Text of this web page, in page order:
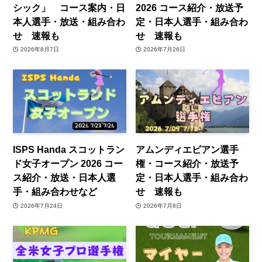
シック」 コース案内・日
本人選手・放送・組み合わ
せ 速報も
2026年8月7日
2026 コース紹介・放送予
定・日本人選手・組み合わ
せ 速報も
2026年7月26日
ISPS Handa スコットラン
ド女子オープン 2026 コー
ス紹介・放送・日本人選
手・組み合わせなど
2026年7月24日
アムンディエビアン選手
権・コース紹介・放送予
定・日本人選手・組み合わ
せ 速報も
2026年7月8日